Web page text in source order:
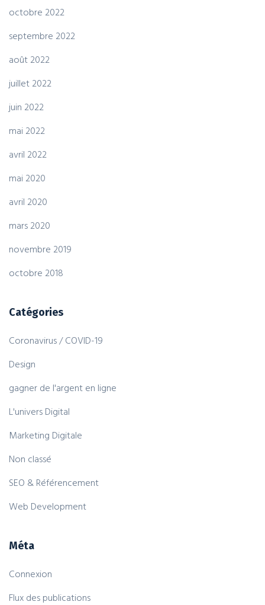
octobre 2022
septembre 2022
août 2022
juillet 2022
juin 2022
mai 2022
avril 2022
mai 2020
avril 2020
mars 2020
novembre 2019
octobre 2018
Catégories
Coronavirus / COVID-19
Design
gagner de l'argent en ligne
L'univers Digital
Marketing Digitale
Non classé
SEO & Référencement
Web Development
Méta
Connexion
Flux des publications